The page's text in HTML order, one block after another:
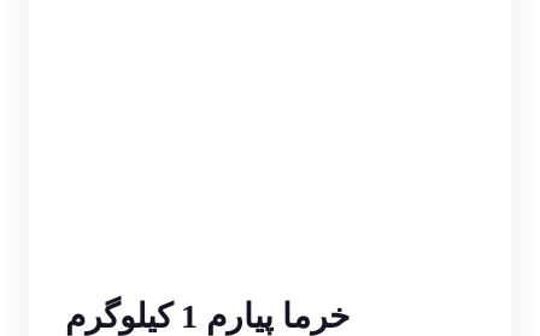
خرما پیارم 1 کیلوگرم